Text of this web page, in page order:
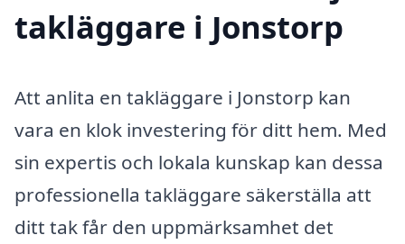
takläggare i Jonstorp
Att anlita en takläggare i Jonstorp kan
vara en klok investering för ditt hem. Med
sin expertis och lokala kunskap kan dessa
professionella takläggare säkerställa att
ditt tak får den uppmärksamhet det